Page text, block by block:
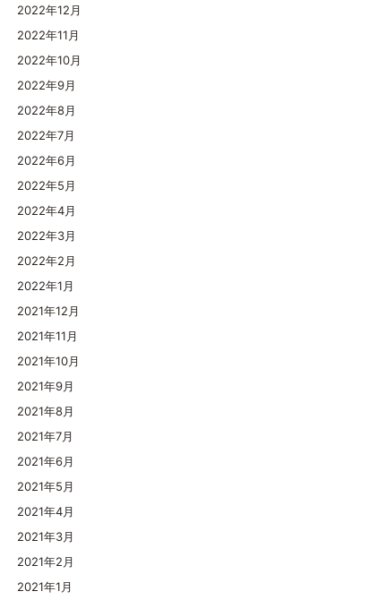
2022年12月
2022年11月
2022年10月
2022年9月
2022年8月
2022年7月
2022年6月
2022年5月
2022年4月
2022年3月
2022年2月
2022年1月
2021年12月
2021年11月
2021年10月
2021年9月
2021年8月
2021年7月
2021年6月
2021年5月
2021年4月
2021年3月
2021年2月
2021年1月